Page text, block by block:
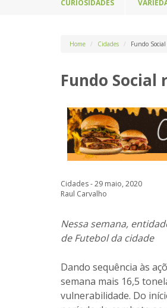
CURIOSIDADES
Home Cidades Fundo
Fundo Social
Cidades - 29 maio, 2020
Raul Carvalho
Nessa semana,
de Futebol da cidade
Dando sequência às
semana mais 16,5
vulnerabilidade. Do